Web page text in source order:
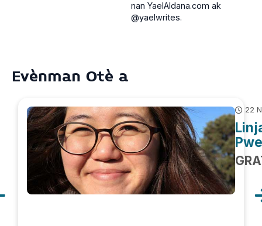
nan YaelAldana.com ak
@yaelwrites.
Evènman Otè a
22